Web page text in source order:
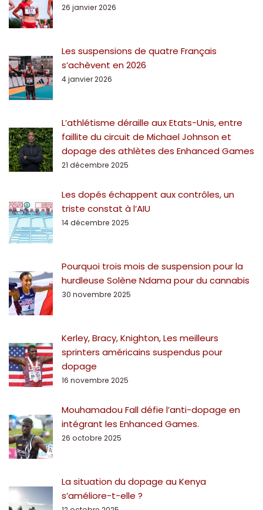
26 janvier 2026
Les suspensions de quatre Français
s’achèvent en 2026
4 janvier 2026
L’athlétisme déraille aux Etats-Unis, entre
faillite du circuit de Michael Johnson et
dopage des athlètes des Enhanced Games
21 décembre 2025
Les dopés échappent aux contrôles, un
triste constat à l’AIU
14 décembre 2025
Pourquoi trois mois de suspension pour la
hurdleuse Solène Ndama pour du cannabis
30 novembre 2025
Kerley, Bracy, Knighton, Les meilleurs
sprinters américains suspendus pour
dopage
16 novembre 2025
Mouhamadou Fall défie l’anti-dopage en
intégrant les Enhanced Games.
26 octobre 2025
La situation du dopage au Kenya
s’améliore-t-elle ?